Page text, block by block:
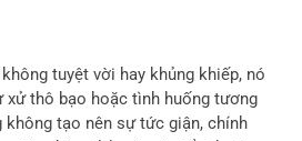
tuyệt vời hay khủng khiếp, nó
xử thô bạo hoặc tình huống tương
không tạo nên sự tức giận, chính